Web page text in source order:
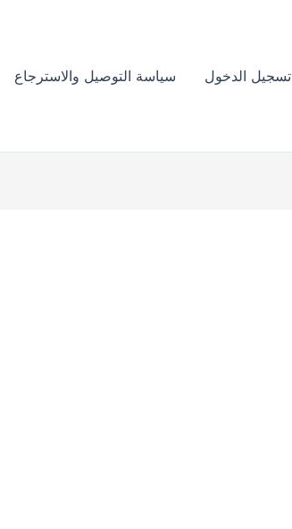
تسجيل الدخول سياسة التوصيل والاسترجاع